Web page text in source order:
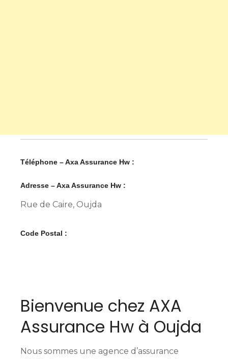
Téléphone – Axa Assurance Hw :
Adresse – Axa Assurance Hw :
Rue de Caire, Oujda
Code Postal :
Bienvenue chez AXA
Assurance Hw à Oujda
Nous sommes une agence d’assurance